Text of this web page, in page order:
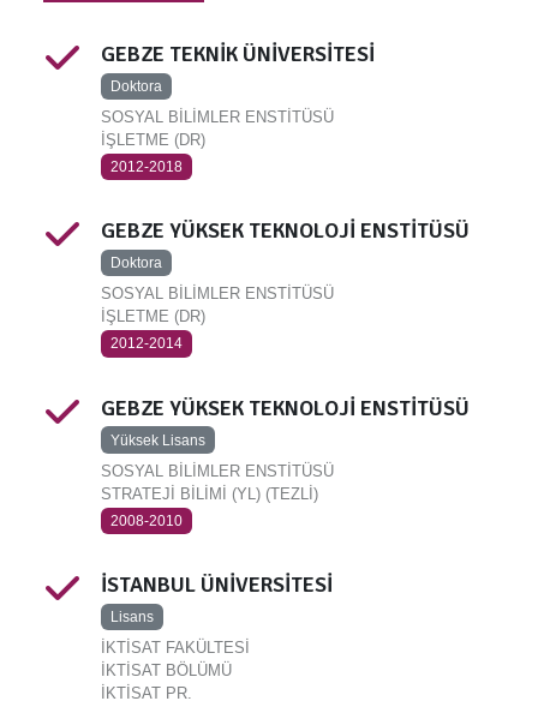
GEBZE TEKNİK ÜNİVERSİTESİ
Doktora
SOSYAL BİLİMLER ENSTİTÜSÜ
İŞLETME (DR)
2012-2018
GEBZE YÜKSEK TEKNOLOJİ ENSTİTÜSÜ
Doktora
SOSYAL BİLİMLER ENSTİTÜSÜ
İŞLETME (DR)
2012-2014
GEBZE YÜKSEK TEKNOLOJİ ENSTİTÜSÜ
Yüksek Lisans
SOSYAL BİLİMLER ENSTİTÜSÜ
STRATEJİ BİLİMİ (YL) (TEZLİ)
2008-2010
İSTANBUL ÜNİVERSİTESİ
Lisans
İKTİSAT FAKÜLTESİ
İKTİSAT BÖLÜMÜ
İKTİSAT PR.